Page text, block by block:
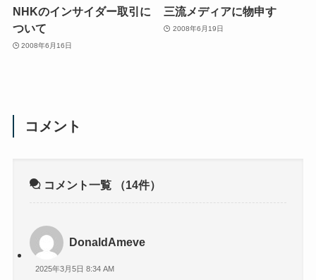
NHKのインサイダー取引に
ついて
2008年6月16日
三流メディアに物申す
2008年6月19日
コメント
コメント一覧 （14件）
DonaldAmeve
2025年3月5日 8:34 AM